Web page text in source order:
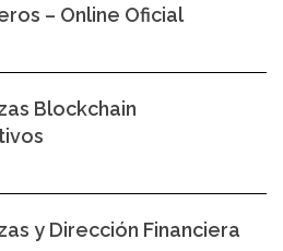
– Online Oficial
Blockchain
y Dirección Financiera